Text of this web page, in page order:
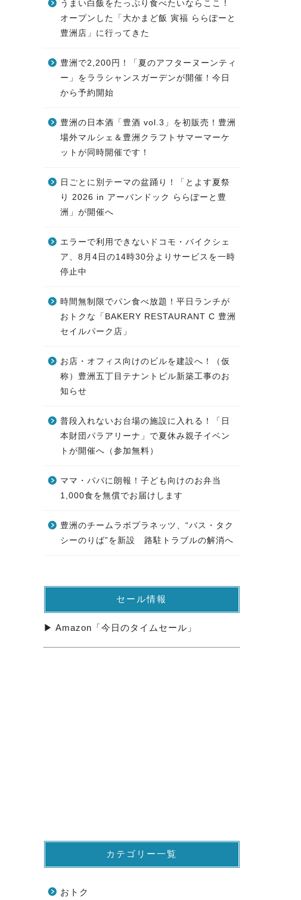
うまい白飯をたっぷり食べたいならここ！
オープンした「大かまど飯 寅福 ららぽーと
豊洲店」に行ってきた
豊洲で2,200円！「夏のアフターヌーンティ
ー」をララシャンスガーデンが開催！今日
から予約開始
豊洲の日本酒「豊酒 vol.3」を初販売！豊洲
場外マルシェ＆豊洲クラフトサマーマーケ
ットが同時開催です！
日ごとに別テーマの盆踊り！「とよす夏祭
り 2026 in アーバンドック ららぽーと豊
洲」が開催へ
エラーで利用できないドコモ・バイクシェ
ア、8月4日の14時30分よりサービスを一時
停止中
時間無制限でパン食べ放題！平日ランチが
おトクな「BAKERY RESTAURANT C 豊洲
セイルパーク店」
お店・オフィス向けのビルを建設へ！（仮
称）豊洲五丁目テナントビル新築工事のお
知らせ
普段入れないお台場の施設に入れる！「日
本財団パラアリーナ」で夏休み親子イベン
トが開催へ（参加無料）
ママ・パパに朗報！子ども向けのお弁当
1,000食を無償でお届けします
豊洲のチームラボプラネッツ、“バス・タク
シーのりば”を新設 路駐トラブルの解消へ
セール情報
▶ Amazon「今日のタイムセール」
カテゴリー一覧
おトク